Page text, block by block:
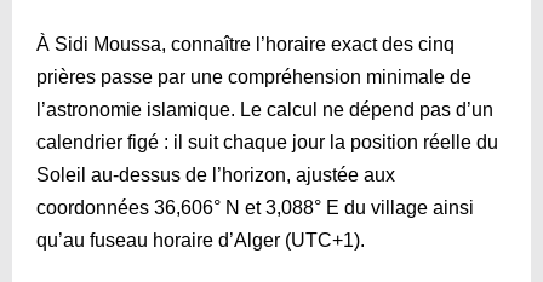
À Sidi Moussa, connaître l’horaire exact des cinq
prières passe par une compréhension minimale de
l’astronomie islamique. Le calcul ne dépend pas d’un
calendrier figé : il suit chaque jour la position réelle du
Soleil au-dessus de l’horizon, ajustée aux
coordonnées 36,606° N et 3,088° E du village ainsi
qu’au fuseau horaire d’Alger (UTC+1).